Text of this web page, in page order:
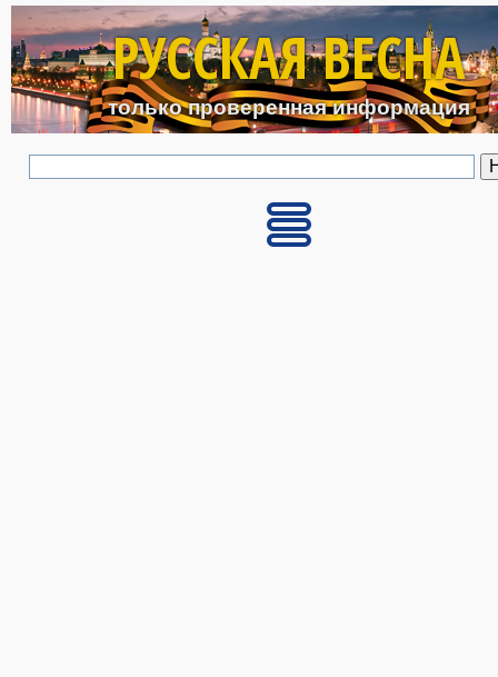
Перейти к основному
РУССКАЯ ВЕСНА
только проверенная информация